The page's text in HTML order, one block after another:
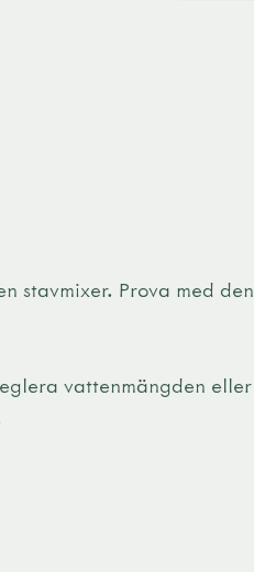
stavmixer. Prova med den
vattenmängden eller